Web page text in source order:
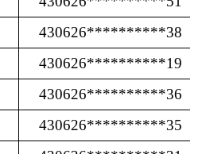
430626**********38
430626**********19
430626**********36
430626**********35